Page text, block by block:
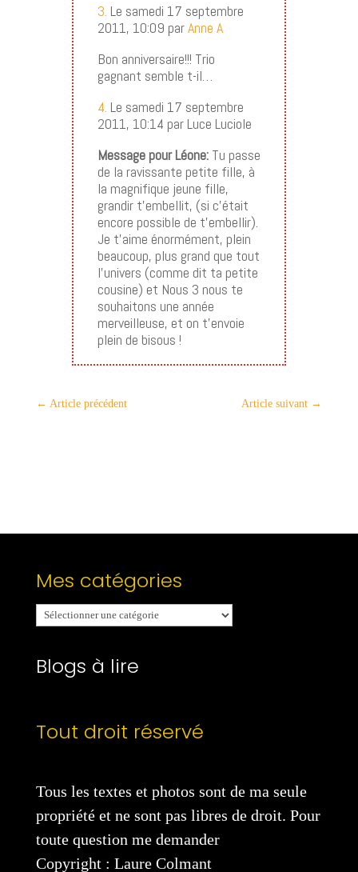
3. Le samedi 17 septembre
2011, 10:09 parAnne A
Bon anniversaire!!! Trio
gagnant semble t-il…
4. Le samedi 17 septembre
2011, 10:14 par Luce Luciole
Message pour Léone:Tu passe
de la ravissante petite fille, à
la magnifique jeune fille,
grandir t’embellit, (si c’était
encore possible de t’embellir).
Je t’aime énormément, plein
beaucoup, plus grand que tout
l’univers (comme dit ta petite
cousine) et Nous 3 nous te
souhaitons une année
merveilleuse, et on t’envoie
plein de bisous !
← Article précédent Article suivant →
Mes catégories
Mes
catégories
Blogs à lire
Tout droit réservé
Tous les textes et photos sont de ma seule
propriété et ne sont pas libres de droit. Pour
toute question me demander
Copyright : Laure Colmant